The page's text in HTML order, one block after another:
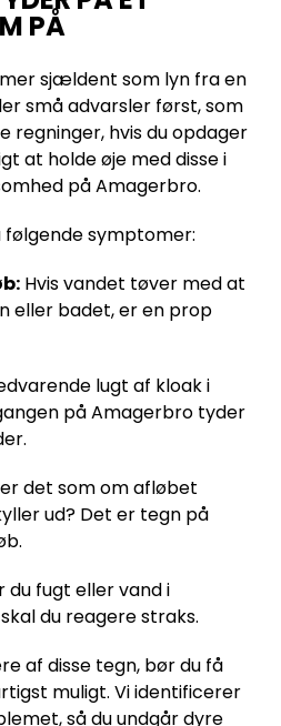
PÅ
sjældent som lyn fra en
små advarsler først, som
regninger, hvis du opdager
at holde øje med disse i
på Amagerbro.
symptomer:
Hvis vandet tøver med at
eller badet, er en prop
lugt af kloak i
på Amagerbro tyder
det som om afløbet
ud? Det er tegn på
du fugt eller vand i
du reagere straks.
af disse tegn, bør du få
muligt. Vi identificerer
så du undgår dyre